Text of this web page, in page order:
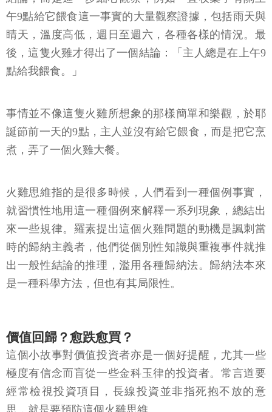
午9點給它餵食這一事實的大量觀察證據，包括雨天與
睛天，溫度高低，週日至週六，各種各樣的情況。最
後，這隻火雞才得出了一個結論：「主人總是在上午9
點給我餵食。」
事情並不像這隻火雞所想象的那樣簡單和樂觀，於耶
誕節前一天的9點，主人並沒有給它餵食，而是把它烹
煮，弄了一個火雞大餐。
火雞思維指的是很多時候，人們看到一種個例事實，
就習慣性地用這一種個例來解釋一系列現象，總結出
來一些規律。羅素提出這個火雞問題的動機是諷刺當
時的歸納主義者，他們從個別性知識與重複事件就推
出一般性結論的推理，濫用各種歸納法。歸納法本來
是一種科學方法，但也有其局限性。
價值回歸？愈跌愈買？
這個小故事對價值投資者亦是一個好提醒，尤其一些
極度有信念而盲從一些金科玉律的投資者。常言道要
經常檢視投資項目，長線投資並非指死抱不放的意
思，就是要預防這個火雞思維。